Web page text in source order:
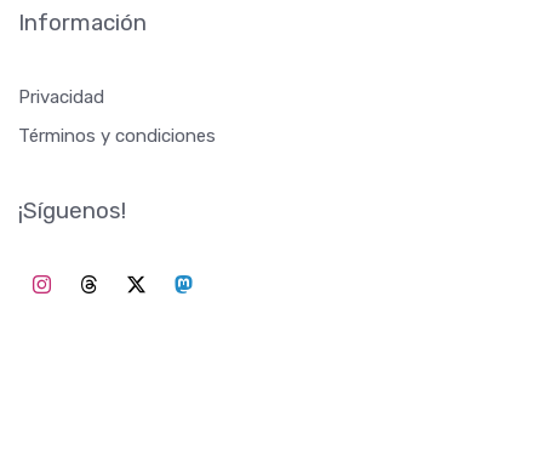
Información
Privacidad
Términos y condiciones
¡Síguenos!